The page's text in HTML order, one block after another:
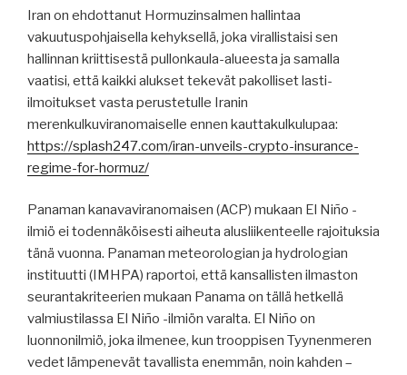
Iran on ehdottanut Hormuzinsalmen hallintaa
vakuutuspohjaisella kehyksellä, joka virallistaisi sen
hallinnan kriittisestä pullonkaula-alueesta ja samalla
vaatisi, että kaikki alukset tekevät pakolliset lasti-
ilmoitukset vasta perustetulle Iranin
merenkulkuviranomaiselle ennen kauttakulkulupaa:
https://splash247.com/iran-unveils-crypto-insurance-
regime-for-hormuz/
Panaman kanavaviranomaisen (ACP) mukaan El Niño -
ilmiö ei todennäköisesti aiheuta alusliikenteelle rajoituksia
tänä vuonna. Panaman meteorologian ja hydrologian
instituutti (IMHPA) raportoi, että kansallisten ilmaston
seurantakriteerien mukaan Panama on tällä hetkellä
valmiustilassa El Niño -ilmiön varalta. El Niño on
luonnonilmiö, joka ilmenee, kun trooppisen Tyynenmeren
vedet lämpenevät tavallista enemmän, noin kahden –